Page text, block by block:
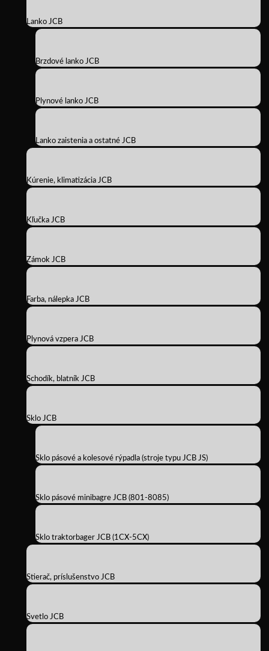
Lanko JCB
Brzdové lanko JCB
Plynové lanko JCB
Lanko zaistenia a ostatné JCB
Kúrenie, klimatizácia JCB
Kľučka JCB
Zámok JCB
Farba, nálepka JCB
Plynová vzpera JCB
Schodík, blatník JCB
Sklo JCB
Sklo pásové a kolesové rýpadla (stroje typu JCB JS)
Sklo pásové minibagre JCB (801-8085)
Sklo traktorbager JCB (1CX-5CX)
Stierač, príslušenstvo JCB
Svetlo JCB